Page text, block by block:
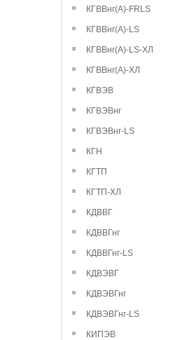
КГВВнг(А)-FRLS
КГВВнг(А)-LS
КГВВнг(А)-LS-ХЛ
КГВВнг(А)-ХЛ
КГВЭВ
КГВЭВнг
КГВЭВнг-LS
КГН
КГТП
КГТП-ХЛ
КДВВГ
КДВВГнг
КДВВГнг-LS
КДВЭВГ
КДВЭВГнг
КДВЭВГнг-LS
КИПЭВ